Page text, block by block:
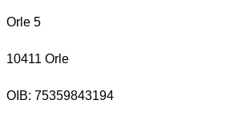
Orle 5
10411 Orle
OIB: 75359843194